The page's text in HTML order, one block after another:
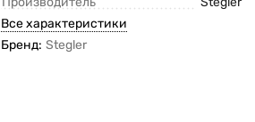
Все характеристики
Бренд: Stegler